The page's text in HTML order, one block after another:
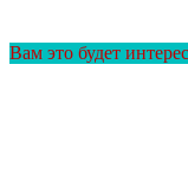
Вам это будет